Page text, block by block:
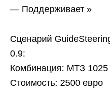
— Поддерживает »
Сценарий
0.9:
Комбинация: МТЗ 1025
Стоимость: 2500 евро